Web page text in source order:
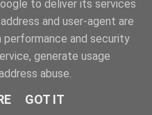
to deliver its services
and user-agent are
performance and security
generate usage
abuse.
GOT IT